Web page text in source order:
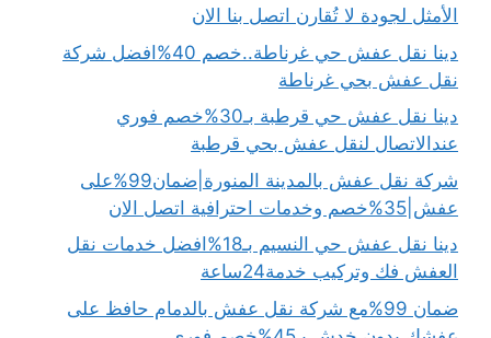
الأمثل لجودة لا تُقارن اتصل بنا الان
دينا نقل عفش حي غرناطة..خصم 40%افضل شركة
نقل عفش بحي غرناطة
دينا نقل عفش حي قرطبة بـ30%خصم فوري
عندالاتصال لنقل عفش بحي قرطبة
شركة نقل عفش بالمدينة المنورة|ضمان99%على
عفش|35%خصم وخدمات احترافية اتصل الان
دينا نقل عفش حي النسيم بـ18%افضل خدمات نقل
العفش فك وتركيب خدمة24ساعة
ضمان 99%مع شركة نقل عفش بالدمام حافظ على